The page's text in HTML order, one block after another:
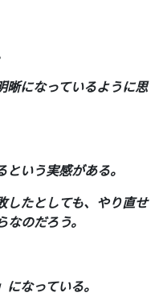
晰になっているように思
いう実感がある。
したとしても、やり直せ
のだろう。
なっている。